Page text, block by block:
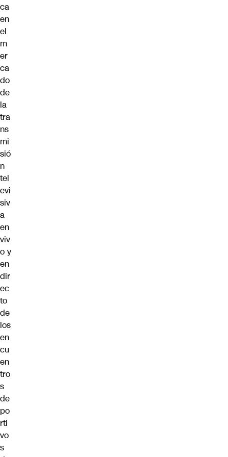
ca
en
el
m
er
ca
do
de
la
tra
ns
mi
sió
n
tel
evi
siv
a
en
viv
o y
en
dir
ec
to
de
los
en
cu
en
tro
s
de
po
rti
vo
s